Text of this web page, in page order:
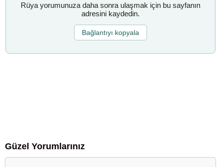
Rüya yorumunuza daha sonra ulaşmak için bu sayfanın
adresini kaydedin.
Bağlantıyı kopyala
Güzel Yorumlarınız